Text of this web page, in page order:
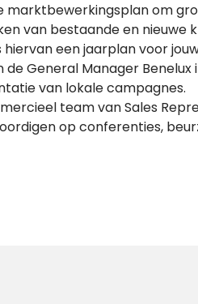
om
van bestaande en nieuwe
een jaarplan voor
General Manager Benelux
van lokale campagnes.
team van Sales
op conferenties,